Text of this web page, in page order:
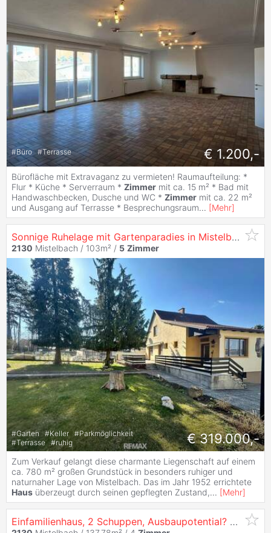
#Büro #Terrasse € 1.200,-
Bürofläche mit Extravaganz zu vermieten! Raumaufteilung: *
Flur * Küche * Serverraum * Zimmer mit ca. 15 m² * Bad mit
Handwaschbecken, Dusche und WC * Zimmer mit ca. 22 m²
und Ausgang auf Terrasse * Besprechungsraum... [Mehr]
Sonnige Ruhelage mit Gartenparadies in Mistelbach!
2130 Mistelbach / 103m² / 5 Zimmer
#Garten #Keller #Parkmöglichkeit
#Terrasse #ruhig € 319.000,-
Zum Verkauf gelangt diese charmante Liegenschaft auf einem
ca. 780 m² großen Grundstück in besonders ruhiger und
naturnaher Lage von Mistelbach. Das im Jahr 1952 errichtete
Haus überzeugt durch seinen gepflegten Zustand,... [Mehr]
Einfamilienhaus, 2 Schuppen, Ausbaupotential? Was für ein Objekt!